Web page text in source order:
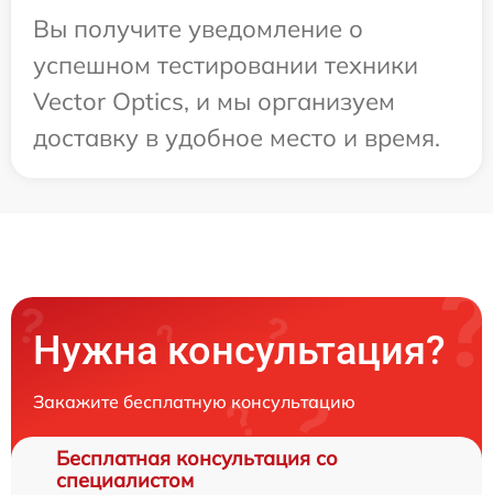
Вы получите уведомление о
успешном тестировании техники
Vector Optics, и мы организуем
доставку в удобное место и время.
Нужна консультация?
Закажите бесплатную консультацию
Бесплатная консультация со
специалистом